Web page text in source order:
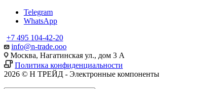
Telegram
WhatsApp
+7 495 104-42-20
info@n-trade.ooo
Москва, Нагатинская ул., дом 3 А
Политика конфиденциальности
2026 © Н ТРЕЙД - Электронные компоненты